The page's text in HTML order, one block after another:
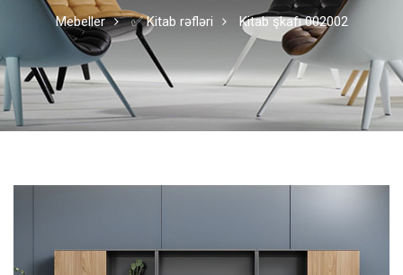
Mebeller ✅ Kitab rəfləri Kitab şkafı 002002